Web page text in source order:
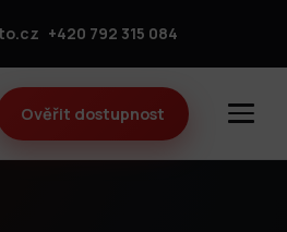
+420 792 315 084
Ověřit dostupnost